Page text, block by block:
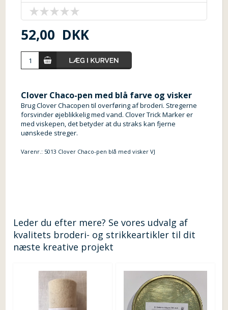
52,00 DKK
Clover Chaco-pen med blå farve og visker
Brug Clover Chacopen til overføring af broderi. Stregerne
forsvinder øjeblikkelig med vand. Clover Trick Marker er
med viskepen, det betyder at du straks kan fjerne
uønskede streger.
Varenr.: 5013 Clover Chaco-pen blå med visker VJ
Leder du efter mere? Se vores udvalg af
kvalitets broderi- og strikkeartikler til dit
næste kreative projekt